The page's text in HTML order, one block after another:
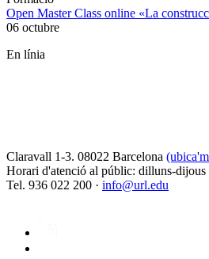
Open Master Class online «La
06 octubre
En línia
Claravall 1-3. 08022 Barcelona
Horari d'atenció al públic: dilluns-
Tel. 936 022 200 · info@url.edu